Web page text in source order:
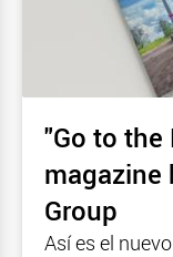
"Go to the
magazine
Group
Así es el